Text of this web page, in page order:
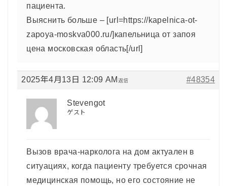
пациента.
Выяснить больше – [url=https://kapelnica-ot-
zapoya-moskva000.ru/]капельница от запоя
цена московская область[/url]
2025年4月13日 12:09 AM #48354
返信
Stevengot
ゲスト
Вызов врача-нарколога на дом актуален в
ситуациях, когда пациенту требуется срочная
медицинская помощь, но его состояние не